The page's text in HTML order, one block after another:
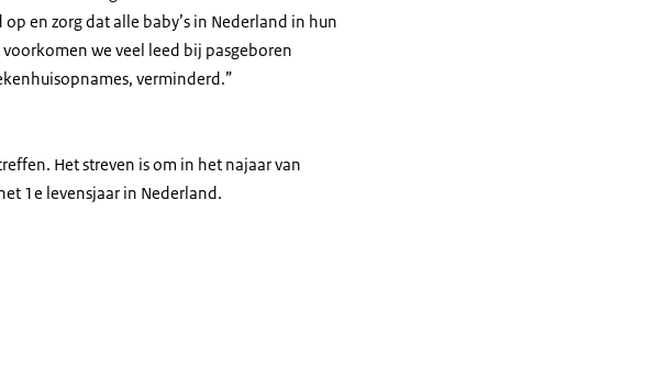
en zorg dat alle baby’s in Nederland in hun
we veel leed bij pasgeboren
verminderd.”
Het streven is om in het najaar van
1e levensjaar in Nederland.